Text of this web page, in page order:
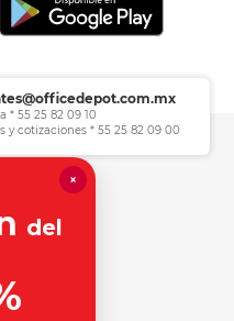
* 55 25 82 09 10
y cotizaciones * 55 25 82 09 00
×
del